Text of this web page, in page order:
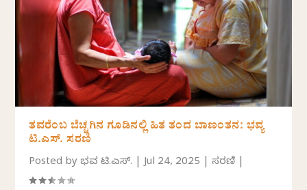
ತವರೆಂಬ ಬೆಚ್ಚಗಿನ ಗೂಡಿನಲ್ಲಿ ಹಿತ ತಂದ ಬಾಣಂತನ: ಭವ್ಯ
ಟಿ.ಎಸ್. ಸರಣಿ
Posted byಭವ್ಯ ಟಿ.ಎಸ್. |Jul 24, 2025 |ಸರಣಿ